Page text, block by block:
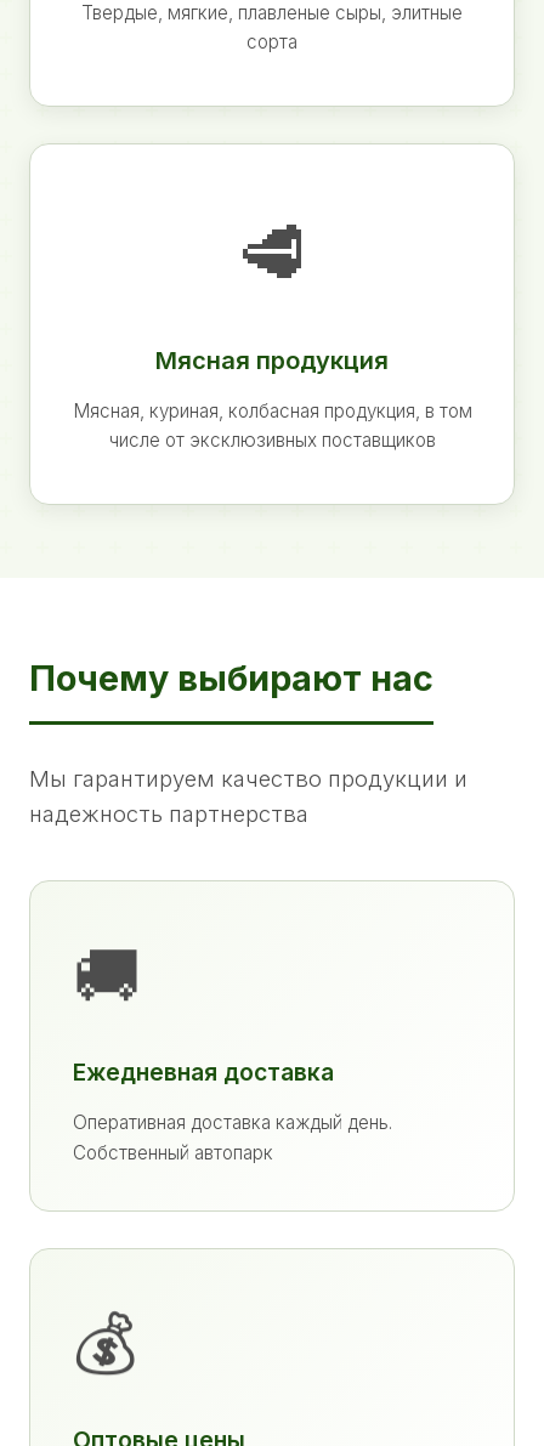
Твердые, мягкие, плавленые сыры, элитные
сорта
🥩
Мясная продукция
Мясная, куриная, колбасная продукция, в том
числе от эксклюзивных поставщиков
Почему выбирают нас
Мы гарантируем качество продукции и
надежность партнерства
🚚
Ежедневная доставка
Оперативная доставка каждый день.
Собственный автопарк
💰
Оптовые цены